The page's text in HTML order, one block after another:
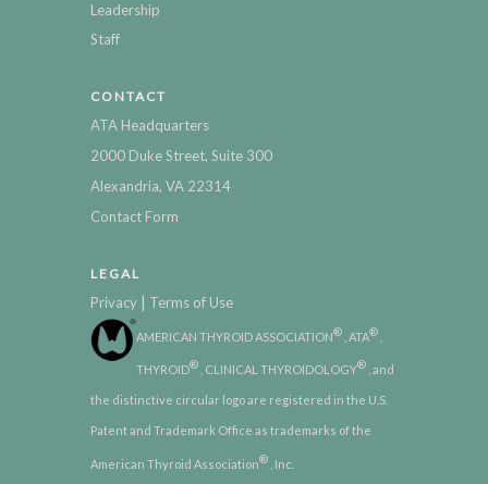
Leadership
Staff
CONTACT
ATA Headquarters
2000 Duke Street, Suite 300
Alexandria, VA 22314
Contact Form
LEGAL
Privacy | Terms of Use
AMERICAN THYROID ASSOCIATION® , ATA®
THYROID® , CLINICAL THYROIDOLOGY® , and
the distinctive circular logo are registered in the U.S.
Patent and Trademark Office as trademarks of the
American Thyroid Association® , Inc.